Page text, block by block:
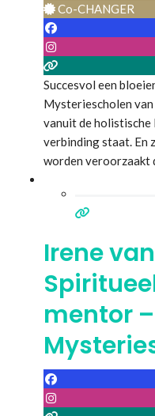
Co-CHANGER
Succesvol een
Mysteriescholen
vanuit de holistische
verbinding staat. En
worden veroorzaakt
meer dan 12.000
Inneren. En
Irene
mentor